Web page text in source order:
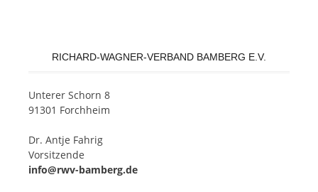
RICHARD-WAGNER-VERBAND BAMBERG E.V.
Un­te­rer Schorn 8
91301 Forchheim
Dr. Ant­je Fahrig
Vorsitzende
info@rwv-bamberg.de